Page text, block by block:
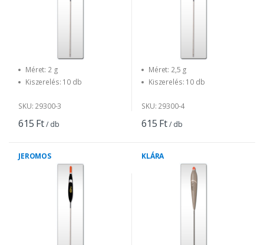
Méret: 2 g
Kiszerelés: 10 db
SKU: 29300-3
615 Ft/ db
Méret: 2,5 g
Kiszerelés: 10 db
SKU: 29300-4
615 Ft/ db
JEROMOS KLÁRA